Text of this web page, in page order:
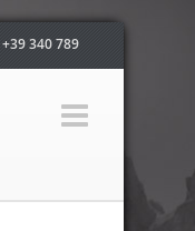
+39 340 789